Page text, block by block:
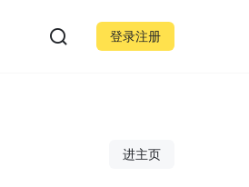
登录注册
进主页